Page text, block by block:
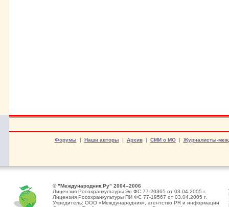
Форумы | Наши авторы | Архив| СМИ о МО| Журналисты-
© "Международник.Ру" 2004–2006
Лицензия Росохранкультуры Эл ФС 77-20365 от 03.04.2005 г.
Лицензия Росохранкультуры ПИ ФС 77-19567 от 03.04.2005 г.
Учредитель: ООО «Международник», агентство PR и информации